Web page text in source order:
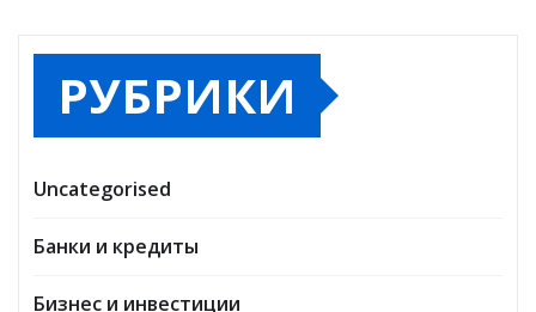
РУБРИКИ
Uncategorised
Банки и кредиты
Бизнес и инвестиции